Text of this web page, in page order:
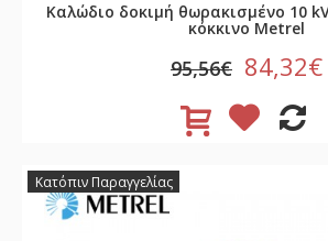
Καλώδιο δοκιμή θωρακισμένο 10
κόκκινο Metrel
95,56€ 84,32€
Κατόπιν Παραγγελίας